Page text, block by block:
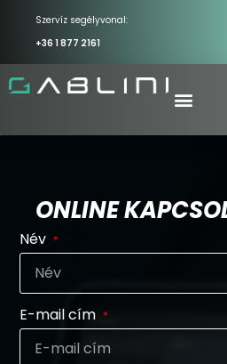
Szervíz segélyvonal:
+36 1 877 2161
ONLINE
Név
E-mail cím